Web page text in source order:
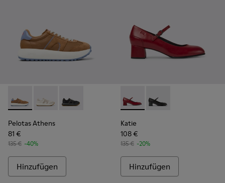
Pelotas Athens - K201845-003 - Braun-blaue Sneakers aus
Pelotas Athens - K201845-002
Pelotas Athens - K201845-001
Pelotas Athens
81 €
135 € -40%
Hinzufügen
Katie - K200694-009 - Rote
Katie - K200694-001
Katie
108 €
135 € -20%
Hinzufügen